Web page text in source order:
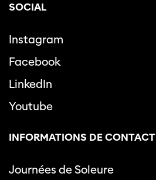
SOCIAL
Instagram
Facebook
LinkedIn
Youtube
INFORMATIONS DE CONTACT
Journées de Soleure